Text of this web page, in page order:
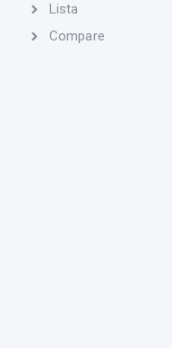
Lista
Compare